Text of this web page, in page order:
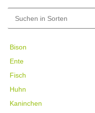
Bison
Ente
Fisch
Huhn
Kaninchen